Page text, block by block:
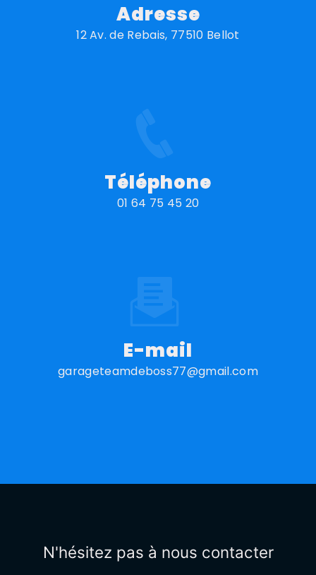
Adresse
12 Av. de Rebais, 77510 Bellot
Téléphone
01 64 75 45 20
E-mail
garageteamdeboss77@gmail.com
N'hésitez pas à nous contacter